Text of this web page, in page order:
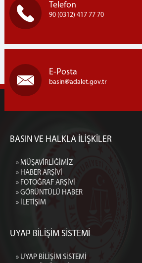
Telefon
90 (0312) 417 77 70
E-Posta
basin adalet.gov.tr
BASIN VE HALKLA İLİŞKİLER
» MÜŞAVİRLİĞİMİZ
» HABER ARŞİVİ
» FOTOĞRAF ARŞİVİ
» GÖRÜNTÜLÜ HABER
» İLETİŞİM
UYAP BİLİŞİM SİSTEMİ
» UYAP BİLİŞİM SİSTEMİ